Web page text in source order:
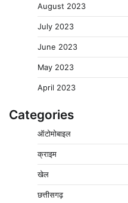
August 2023
July 2023
June 2023
May 2023
April 2023
Categories
ऑटोमोबाइल
क्राइम
खेल
छत्तीसगढ़
वेयरहाउस